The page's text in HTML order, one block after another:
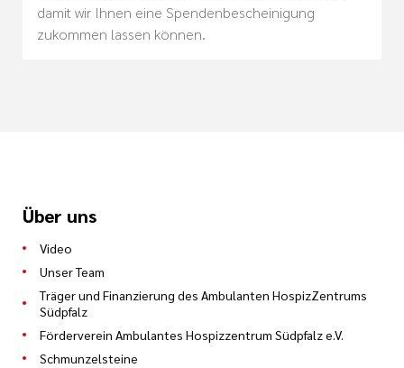
damit wir Ihnen eine Spendenbescheinigung
zukommen lassen können.
Über uns
Video
Unser Team
Träger und Finanzierung des Ambulanten HospizZentrums
Südpfalz
Förderverein Ambulantes Hospizzentrum Südpfalz e.V.
Schmunzelsteine